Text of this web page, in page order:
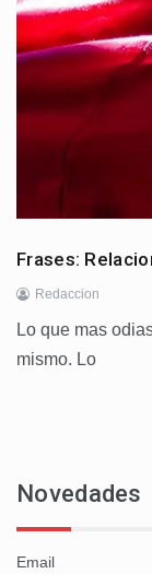
Frases:
Redaccion
Lo que mas
mismo. Lo
Novedades
Email